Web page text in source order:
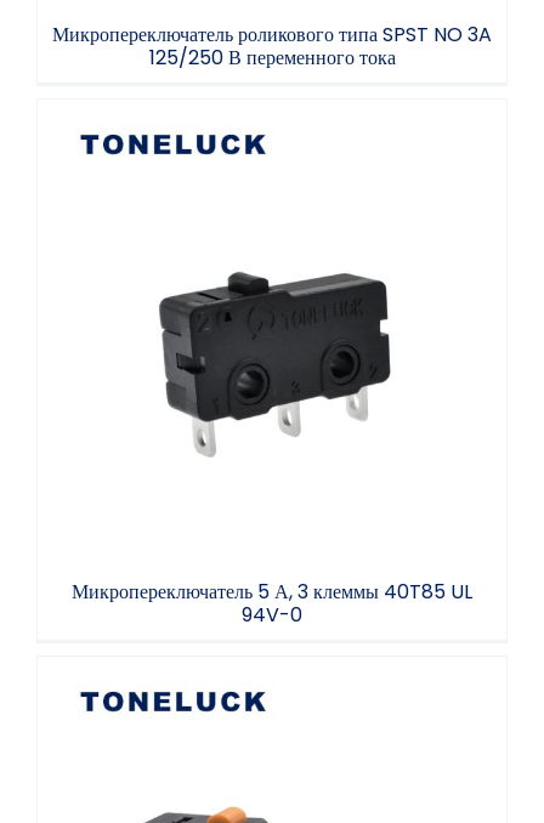
Микропереключатель роликового типа SPST NO 3A
125/250 В переменного тока
Микропереключатель 5 А, 3 клеммы 40T85
UL 94V-0
Микропереключатель 5 А, 3 клеммы 40T85 UL
94V-0